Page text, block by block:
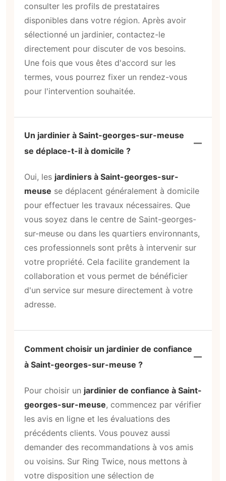
consulter les profils de prestataires
disponibles dans votre région. Après avoir
sélectionné un jardinier, contactez-le
directement pour discuter de vos besoins.
Une fois que vous êtes d'accord sur les
termes, vous pourrez fixer un rendez-vous
pour l'intervention souhaitée.
Un jardinier à Saint-georges-sur-meuse
se déplace-t-il à domicile ?
Oui, les jardiniers à Saint-georges-sur-
meuse se déplacent généralement à domicile
pour effectuer les travaux nécessaires. Que
vous soyez dans le centre de Saint-georges-
sur-meuse ou dans les quartiers environnants,
ces professionnels sont prêts à intervenir sur
votre propriété. Cela facilite grandement la
collaboration et vous permet de bénéficier
d'un service sur mesure directement à votre
adresse.
Comment choisir un jardinier de confiance
à Saint-georges-sur-meuse ?
Pour choisir un jardinier de confiance à Saint-
georges-sur-meuse, commencez par vérifier
les avis en ligne et les évaluations des
précédents clients. Vous pouvez aussi
demander des recommandations à vos amis
ou voisins. Sur Ring Twice, nous mettons à
votre disposition une sélection de